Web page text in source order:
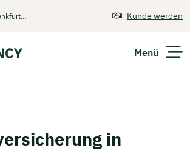
Frankfurt am Main Kunde werden
Menü
in